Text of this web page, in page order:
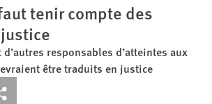
tenir compte des
responsables d’atteintes aux
être traduits en justice
via Bluesky
this via Partagez